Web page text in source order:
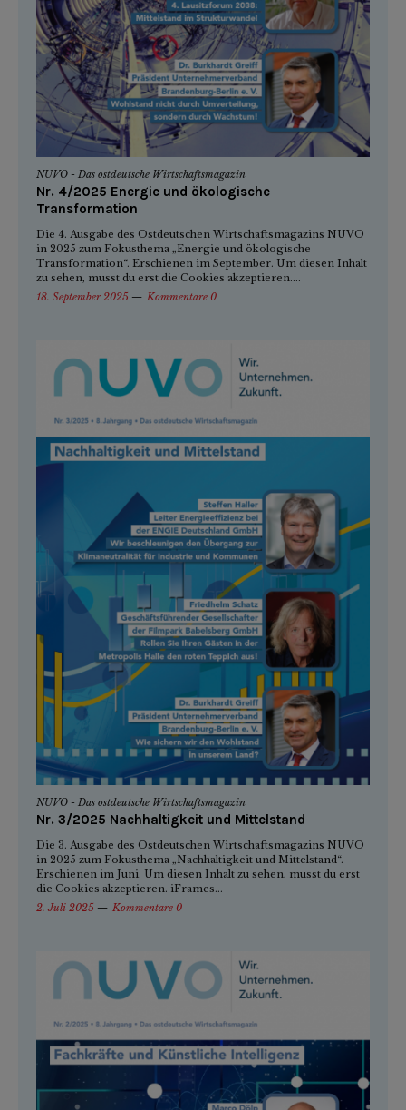
NUVO - Das ostdeutsche Wirtschaftsmagazin
Nr. 4/2025 Energie und ökologische
Transformation
Die 4. Ausgabe des Ostdeutschen Wirtschaftsmagazins NUVO
in 2025 zum Fokusthema „Energie und ökologische
Transformation“. Erschienen im September. Um diesen Inhalt
zu sehen, musst du erst die Cookies akzeptieren....
18. September 2025
Kommentare 0
NUVO - Das ostdeutsche Wirtschaftsmagazin
Nr. 3/2025 Nachhaltigkeit und Mittelstand
Die 3. Ausgabe des Ostdeutschen Wirtschaftsmagazins NUVO
in 2025 zum Fokusthema „Nachhaltigkeit und Mittelstand“.
Erschienen im Juni. Um diesen Inhalt zu sehen, musst du erst
die Cookies akzeptieren. iFrames...
2. Juli 2025
Kommentare 0